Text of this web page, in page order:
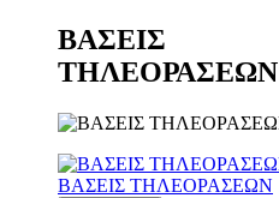
ΒΑΣΕΙΣ
ΤΗΛΕΟΡΑΣΕΩΝ
ΒΑΣΕΙΣ ΤΗΛΕΟΡΑΣΕΩΝ